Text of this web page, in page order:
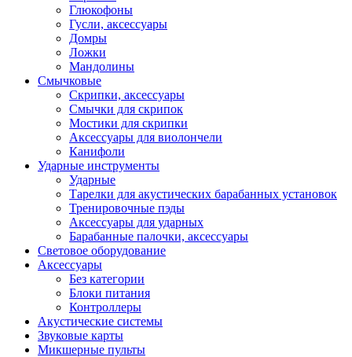
Глюкофоны
Гусли, аксессуары
Домры
Ложки
Мандолины
Смычковые
Скрипки, аксессуары
Смычки для скрипок
Мостики для скрипки
Аксессуары для виолончели
Канифоли
Ударные инструменты
Ударные
Тарелки для акустических барабанных установок
Тренировочные пэды
Аксессуары для ударных
Барабанные палочки, аксессуары
Световое оборудование
Аксессуары
Без категории
Блоки питания
Контроллеры
Акустические системы
Звуковые карты
Микшерные пульты